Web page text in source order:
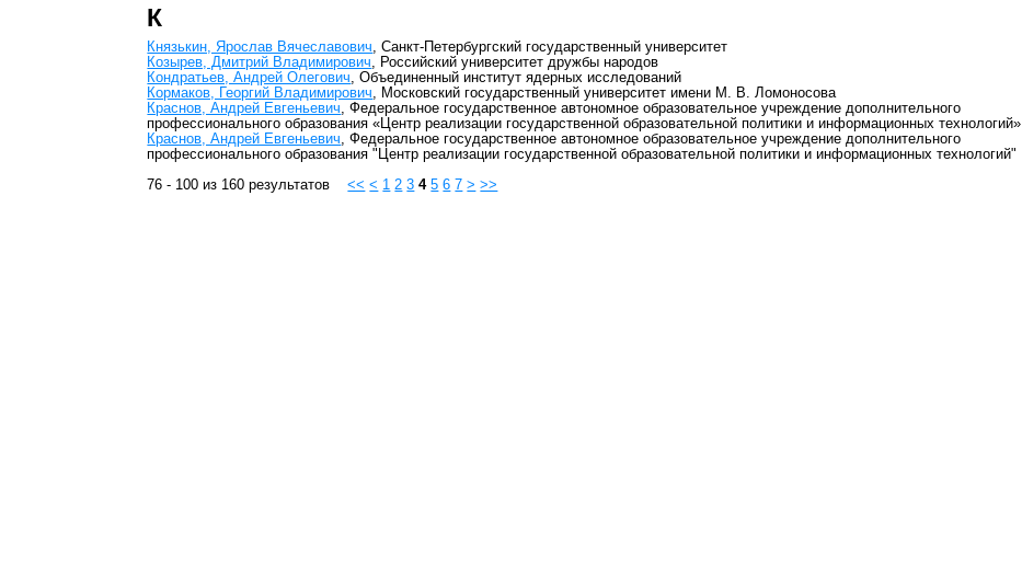
К
Князькин, Ярослав Вячеславович, Санкт-Петербургский государственный университет
Козырев, Дмитрий Владимирович, Российский университет дружбы народов
Кондратьев, Андрей Олегович, Объединенный институт ядерных исследований
Кормаков, Георгий Владимирович, Московский государственный университет имени М. В. Ломоносова
Краснов, Андрей Евгеньевич, Федеральное государственное автономное образовательное учреждение дополнительного
профессионального образования «Центр реализации государственной образовательной политики и информационных технологий»
Краснов, Андрей Евгеньевич, Федеральное государственное автономное образовательное учреждение дополнительного
профессионального образования "Центр реализации государственной образовательной политики и информационных технологий"
76 - 100 из 160 результатов<< < 1 2 3 4 5 6 7 > >>